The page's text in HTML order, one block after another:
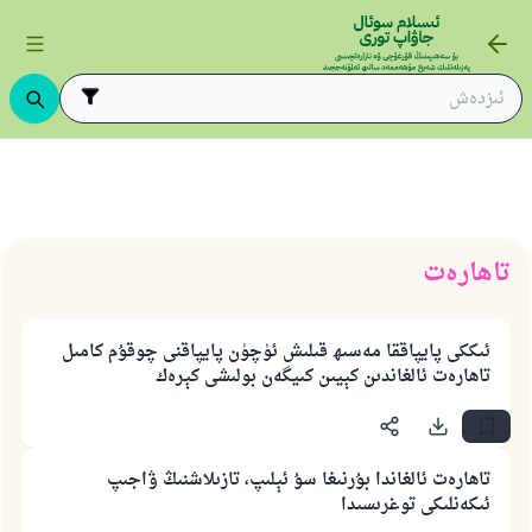
تاھارەت
ئىككى پايپاققا مەسىھ قىلىش ئۈچۈن پايپاقنى چوقۇم كامىل
تاھارەت ئالغاندىن كېيىن كىيگەن بولىشى كېرەك
تاھارەت ئالغاندا بۇرنىغا سۇ ئېلىپ، تازىلاشنىڭ ۋاجىپ
ئىكەنلىكى توغرىسىدا